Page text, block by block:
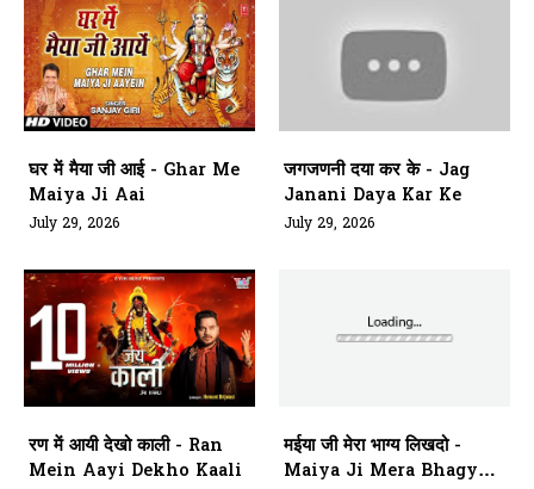
घर में मैया जी आई - Ghar Me
Maiya Ji Aai
July 29, 2026
जगजणनी दया कर के - Jag
Janani Daya Kar Ke
July 29, 2026
रण में आयी देखो काली - Ran
Mein Aayi Dekho Kaali
मईया जी मेरा भाग्य लिखदो -
Maiya Ji Mera Bhagya